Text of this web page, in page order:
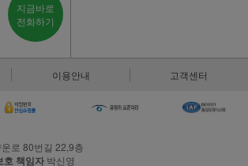
지금바로
전화하기
이용안내 고객센터
로 80번길 22,9층
호 책임자 박신영